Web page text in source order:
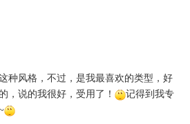
种风格，不过，是我最喜欢的类型，好
，说的我很好，受用了！
记得到我专